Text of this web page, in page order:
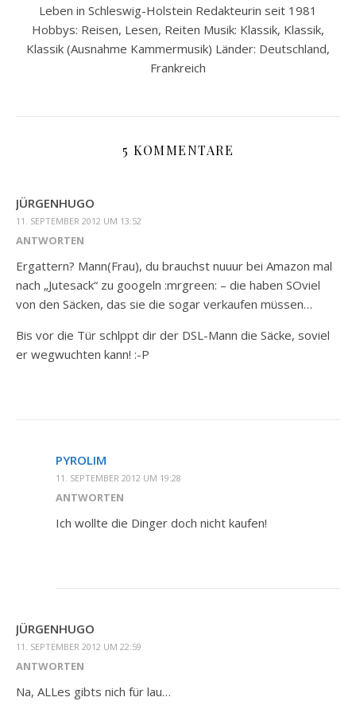
Leben in Schleswig-Holstein Redakteurin seit 1981
Hobbys: Reisen, Lesen, Reiten Musik: Klassik, Klassik,
Klassik (Ausnahme Kammermusik) Länder: Deutschland,
Frankreich
5 KOMMENTARE
JÜRGENHUGO
11. SEPTEMBER 2012 UM 13:52
ANTWORTEN
Ergattern? Mann(Frau), du brauchst nuuur bei Amazon mal
nach „Jutesack“ zu googeln :mrgreen: – die haben SOviel
von den Säcken, das sie die sogar verkaufen müssen…
Bis vor die Tür schlppt dir der DSL-Mann die Säcke, soviel
er wegwuchten kann! :-P
PYROLIM
11. SEPTEMBER 2012 UM 19:28
ANTWORTEN
Ich wollte die Dinger doch nicht kaufen!
JÜRGENHUGO
11. SEPTEMBER 2012 UM 22:59
ANTWORTEN
Na, ALLes gibts nich für lau…